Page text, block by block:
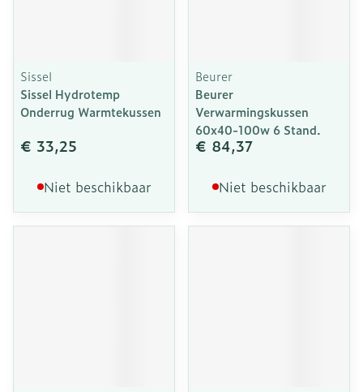
Sissel
Sissel Hydrotemp
Onderrug Warmtekussen
€ 33,25
Niet beschikbaar
Beurer
Beurer
Verwarmingskussen
60x40-100w 6 Stand.
€ 84,37
Niet beschikbaar